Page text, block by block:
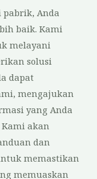
Anda
baik. Kami
melayani
solusi
dapat
mengajukan
yang Anda
akan
dan
memastikan
memuaskan